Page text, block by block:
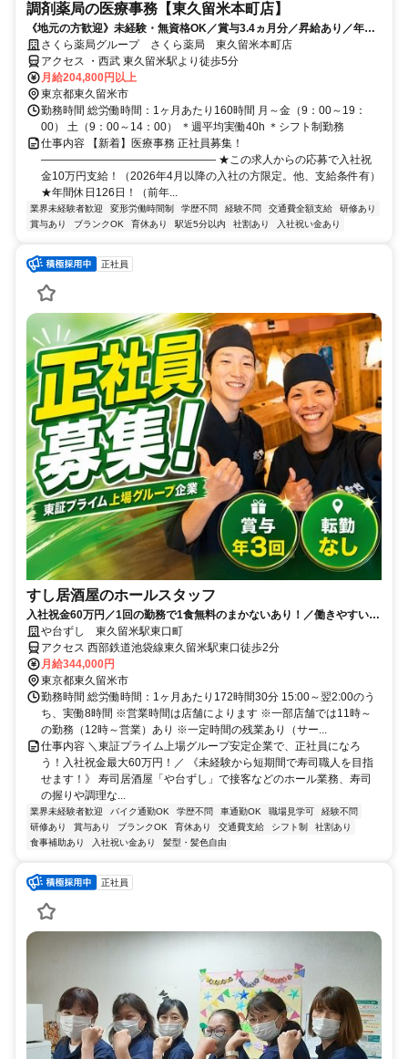
調剤薬局の医療事務【東久留米本町店】
《地元の方歓迎》未経験・無資格OK／賞与3.4ヵ月分／昇給あり／年休
126日（前年度実績）／平均有休取得数11.5日（2025度実績）
さくら薬局グループ さくら薬局 東久留米本町店
アクセス ・西武 東久留米駅より徒歩5分
月給204,800円以上
東京都東久留米市
勤務時間 総労働時間：1ヶ月あたり160時間 月～金（9：00～19：
00） 土（9：00～14：00） ＊週平均実働40h ＊シフト制勤務
仕事内容 【新着】医療事務 正社員募集！
―――――――――――――――― ★この求人からの応募で入社祝
金10万円支給！（2026年4月以降の入社の方限定。他、支給条件有）
★年間休日126日！（前年...
業界未経験者歓迎 変形労働時間制 学歴不問 経験不問 交通費全額支給
研修あり
賞与あり
ブランクOK 育休あり 駅近5分以内 社割あり 入社祝い金あり
正社員
すし居酒屋のホールスタッフ
入社祝金60万円／1回の勤務で1食無料のまかないあり！／働きやすい環
境づくりに力を入れています◎
や台ずし 東久留米駅東口町
アクセス 西部鉄道池袋線東久留米駅東口徒歩2分
月給344,000円
東京都東久留米市
勤務時間 総労働時間：1ヶ月あたり172時間30分 15:00～翌2:00のう
ち、実働8時間 ※営業時間は店舗によります ※一部店舗では11時～
の勤務（12時～営業）あり ※一定時間の残業あり（サー...
仕事内容 ＼東証プライム上場グループ安定企業で、正社員になろ
う！入社祝金最大60万円！／ 《未経験から短期間で寿司職人を目指
せます！》 寿司居酒屋「や台ずし」で接客などのホール業務、寿司
の握りや調理な...
業界未経験者歓迎 バイク通勤OK 学歴不問 車通勤OK 職場見学可
経験不問
研修あり
賞与あり ブランクOK 育休あり 交通費支給 シフト制
社割あり
食事補助あり
入社祝い金あり 髪型・髪色自由
正社員